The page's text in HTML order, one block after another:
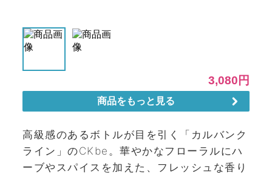
高級感のあるボトルが目を引く「カルバンク
ライン」のCKbe。華やかなフローラルにハ
ーブやスパイスを加えた、フレッシュな香り